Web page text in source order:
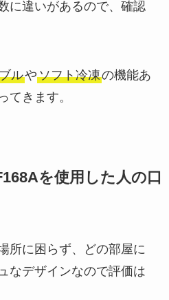
に違いがあるので、確認
ルやソフト冷凍の機能あ
てきます。
を使用した人の口
所に困らず、どの部屋に
なデザインなので評価は